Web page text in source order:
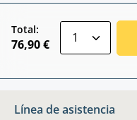
Total:
76,90 €
Línea de asistencia